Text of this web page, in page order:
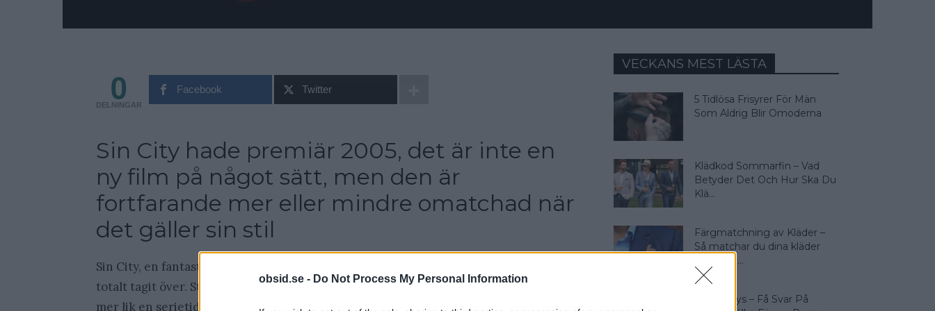
obsid.se - Do Not Process My Personal Information
0
DELNINGAR
Facebook Twitter
Sin City hade premiär 2005, det är inte en
ny film på något sätt, men den är
fortfarande mer eller mindre omatchad när
det gäller sin stil
Sin City, en fantastiskt udda och våldsam film om en stad i spillror där brottsligheten
totalt tagit över. Stilen den är filmad i påminner inte om någon annan film, utan är
mer lik en serietidning. Filmen lyckas med konststycket att göra en ofantligt brutal
VECKANS MEST LÄSTA
5 Tidlösa Frisyrer För Män
Som Aldrig Blir Omoderna
Klädkod Sommarfin – Vad
Betyder Det Och Hur Ska Du
Klä...
Färgmatchning av Kläder –
Så matchar du dina kläder
rätt! Man...
Färganalys – Få Svar På